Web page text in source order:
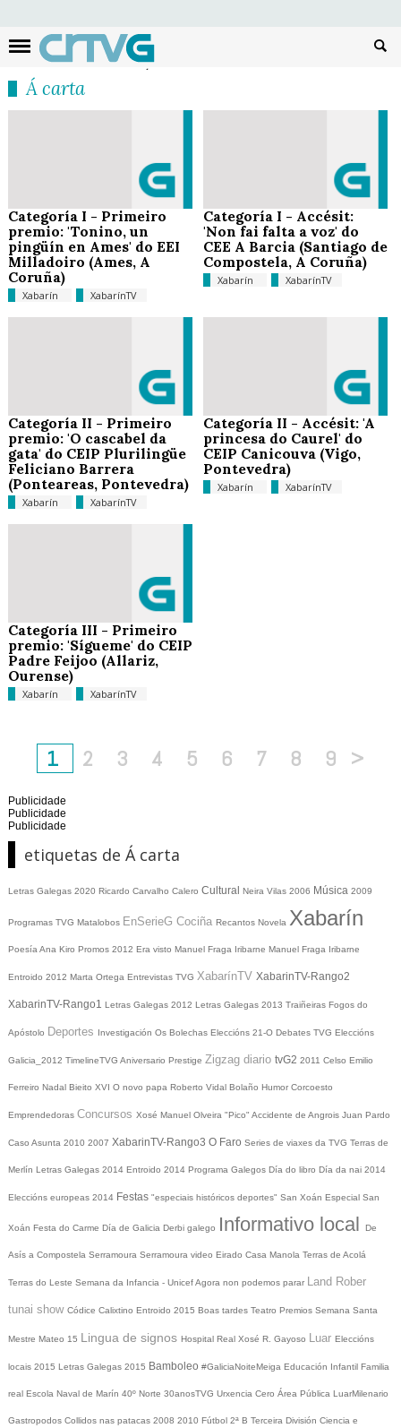
Á carta
Categoría I - Primeiro
premio: 'Tonino, un
pingüín en Ames' do EEI
Milladoiro (Ames, A
Coruña)
Xabarín XabarínTV
Categoría I - Accésit:
'Non fai falta a voz' do
CEE A Barcia (Santiago de
Compostela, A Coruña)
Xabarín XabarínTV
Categoría II - Primeiro
premio: 'O cascabel da
gata' do CEIP Plurilingüe
Feliciano Barrera
(Ponteareas, Pontevedra)
Xabarín XabarínTV
Categoría II - Accésit: 'A
princesa do Caurel' do
CEIP Canicouva (Vigo,
Pontevedra)
Xabarín XabarínTV
Categoría III - Primeiro
premio: 'Sígueme' do CEIP
Padre Feijoo (Allariz,
Ourense)
Xabarín XabarínTV
1 2 3 4 5 6 7 8 9 >
Publicidade
Publicidade
Publicidade
etiquetas de Á carta
Letras Galegas 2020 Ricardo Carvalho Calero Cultural Neira Vilas 2006 Música 2009
Programas TVG Matalobos EnSerieG Cociña Recantos Novela Xabarín
Poesía Ana Kiro Promos 2012 Era visto Manuel Fraga Iribarne Manuel Fraga Iribarne
Entroido 2012 Marta Ortega Entrevistas TVG XabarínTV XabarinTV-Rango2
XabarinTV-Rango1 Letras Galegas 2012 Letras Galegas 2013 Traiñeiras Fogos do
Apóstolo Deportes Investigación Os Bolechas Eleccións 21-O Debates TVG Eleccións
Galicia_2012 TimelineTVG Aniversario Prestige Zigzag diario tvG2 2011 Celso Emilio
Ferreiro Nadal Bieito XVI O novo papa Roberto Vidal Bolaño Humor Corcoesto
Emprendedoras Concursos Xosé Manuel Olveira "Pico" Accidente de Angrois Juan Pardo
Caso Asunta 2010 2007 XabarinTV-Rango3 O Faro Series de viaxes da TVG Terras de
Merlín Letras Galegas 2014 Entroido 2014 Programa Galegos Día do libro Día da nai 2014
Eleccións europeas 2014 Festas "especiais históricos deportes" San Xoán Especial San
Xoán Festa do Carme Día de Galicia Derbi galego Informativo local De
Asís a Compostela Serramoura Serramoura video Eirado Casa Manola Terras de Acolá
Terras do Leste Semana da Infancia - UnicefAgora non podemos parar Land Rober
tunai show Códice Calixtino Entroido 2015 Boas tardes Teatro Premios Semana Santa
Mestre Mateo 15 Lingua de signos Hospital Real Xosé R. Gayoso Luar Eleccións
locais 2015 Letras Galegas 2015 Bamboleo #GaliciaNoiteMeiga Educación Infantil Familia
real Escola Naval de Marín 40º Norte 30anosTVG Urxencia Cero Área Pública LuarMilenario
Gastropodos Collidos nas patacas 2008 2010 Fútbol 2ª B Terceira División Ciencia e